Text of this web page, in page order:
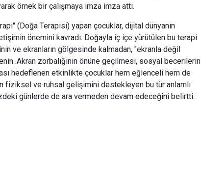
örnek bir çalışmaya imza imza attı.
(Doğa Terapisi) yapan çocuklar, dijital dünyanın
önemini kavradı. Doğayla iç içe yürütülen bu terapi
ve ekranların gölgesinde kalmadan, "ekranla değil
.Akran zorbalığının önüne geçilmesi, sosyal becerilerin
hedeflenen etkinlikte çocuklar hem eğlenceli hem de
fiziksel ve ruhsal gelişimini destekleyen bu tür anlamlı
günlerde de ara vermeden devam edeceğini belirtti.